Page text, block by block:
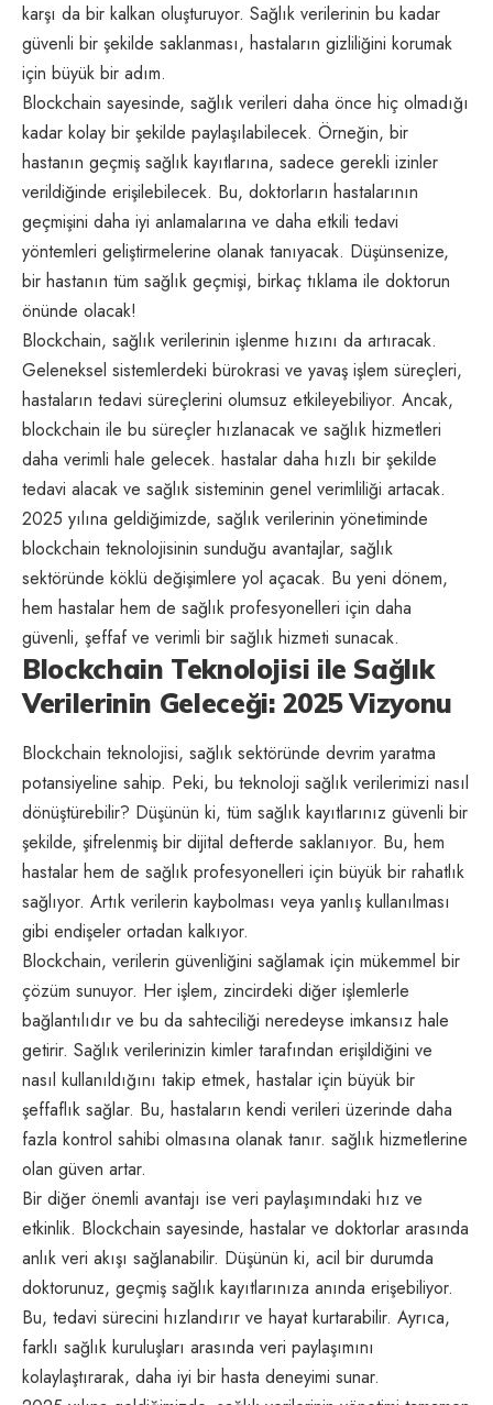
karşı da bir kalkan oluşturuyor. Sağlık verilerinin bu kadar
güvenli bir şekilde saklanması, hastaların gizliliğini korumak
için büyük bir adım.
Blockchain sayesinde, sağlık verileri daha önce hiç olmadığı
kadar kolay bir şekilde paylaşılabilecek. Örneğin, bir
hastanın geçmiş sağlık kayıtlarına, sadece gerekli izinler
verildiğinde erişilebilecek. Bu, doktorların hastalarının
geçmişini daha iyi anlamalarına ve daha etkili tedavi
yöntemleri geliştirmelerine olanak tanıyacak. Düşünsenize,
bir hastanın tüm sağlık geçmişi, birkaç tıklama ile doktorun
önünde olacak!
Blockchain, sağlık verilerinin işlenme hızını da artıracak.
Geleneksel sistemlerdeki bürokrasi ve yavaş işlem süreçleri,
hastaların tedavi süreçlerini olumsuz etkileyebiliyor. Ancak,
blockchain ile bu süreçler hızlanacak ve sağlık hizmetleri
daha verimli hale gelecek. hastalar daha hızlı bir şekilde
tedavi alacak ve sağlık sisteminin genel verimliliği artacak.
2025 yılına geldiğimizde, sağlık verilerinin yönetiminde
blockchain teknolojisinin sunduğu avantajlar, sağlık
sektöründe köklü değişimlere yol açacak. Bu yeni dönem,
hem hastalar hem de sağlık profesyonelleri için daha
güvenli, şeffaf ve verimli bir sağlık hizmeti sunacak.
Blockchain Teknolojisi ile Sağlık
Verilerinin Geleceği: 2025 Vizyonu
Blockchain teknolojisi, sağlık sektöründe devrim yaratma
potansiyeline sahip. Peki, bu teknoloji sağlık verilerimizi nasıl
dönüştürebilir? Düşünün ki, tüm sağlık kayıtlarınız güvenli bir
şekilde, şifrelenmiş bir dijital defterde saklanıyor. Bu, hem
hastalar hem de sağlık profesyonelleri için büyük bir rahatlık
sağlıyor. Artık verilerin kaybolması veya yanlış kullanılması
gibi endişeler ortadan kalkıyor.
Blockchain, verilerin güvenliğini sağlamak için mükemmel bir
çözüm sunuyor. Her işlem, zincirdeki diğer işlemlerle
bağlantılıdır ve bu da sahteciliği neredeyse imkansız hale
getirir. Sağlık verilerinizin kimler tarafından erişildiğini ve
nasıl kullanıldığını takip etmek, hastalar için büyük bir
şeffaflık sağlar. Bu, hastaların kendi verileri üzerinde daha
fazla kontrol sahibi olmasına olanak tanır. sağlık hizmetlerine
olan güven artar.
Bir diğer önemli avantajı ise veri paylaşımındaki hız ve
etkinlik. Blockchain sayesinde, hastalar ve doktorlar arasında
anlık veri akışı sağlanabilir. Düşünün ki, acil bir durumda
doktorunuz, geçmiş sağlık kayıtlarınıza anında erişebiliyor.
Bu, tedavi sürecini hızlandırır ve hayat kurtarabilir. Ayrıca,
farklı sağlık kuruluşları arasında veri paylaşımını
kolaylaştırarak, daha iyi bir hasta deneyimi sunar.